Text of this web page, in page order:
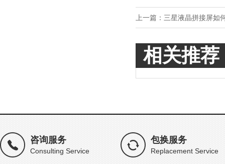
上一篇： 三星液晶拼接屏如
相关推荐
咨询服务
Consulting Service
包换服务
Replacement Service